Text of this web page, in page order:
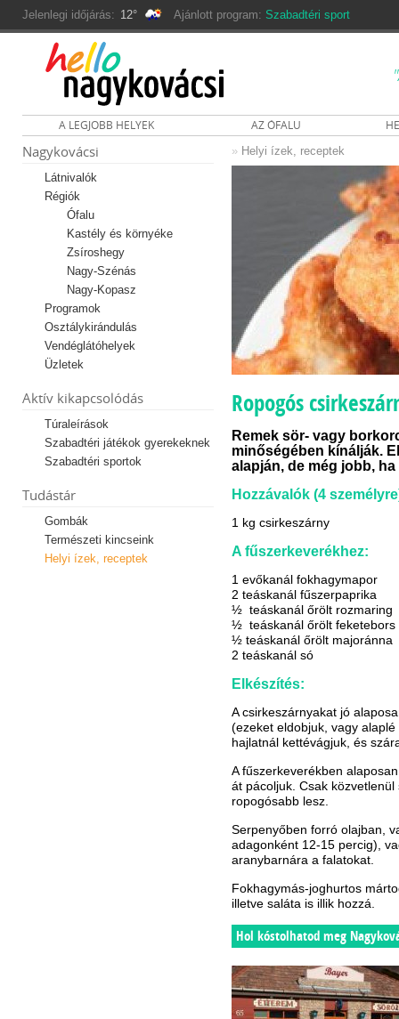
Jelenlegi időjárás: 12° Ajánlott program: Szabadtéri sport
A LEGJOBB HELYEK AZ ÓFALU
Nagykovácsi
Látnivalók
Régiók
Ófalu
Kastély és környéke
Zsíroshegy
Nagy-Szénás
Nagy-Kopasz
Programok
Osztálykirándulás
Vendéglátóhelyek
Üzletek
Aktív kikapcsolódás
Túraleírások
Szabadtéri játékok gyerekeknek
Szabadtéri sportok
Tudástár
Gombák
Természeti kincseink
Helyi ízek, receptek
» Helyi ízek, receptek
Ropogós
Remek sör- vagy
minőségében kínálják.
alapján, de még jobb,
Hozzávalók (4
1 kg csirkeszárny
A fűszerkeverékhez:
1 evőkanál fokhagymapor
2 teáskanál fűszerpaprika
½ teáskanál őrölt rozmaring
½ teáskanál őrölt feketebors
½ teáskanál őrölt majoránna
2 teáskanál só
Elkészítés:
A csirkeszárnyakat jó
(ezeket eldobjuk, vagy
hajlatnál kettévágjuk, és
A fűszerkeverékben
át pácoljuk. Csak
ropogósabb lesz.
Serpenyőben forró olajban,
adagonként 12-15 percig),
aranybarnára a falatokat.
Fokhagymás-joghurtos
illetve saláta is illik hozzá.
Hol kóstolhatod meg